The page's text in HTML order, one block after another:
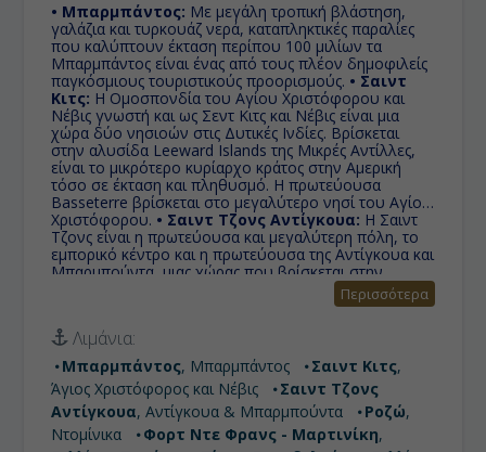
• Μπαρμπάντος: Με μεγάλη τροπική βλάστηση,
γαλάζια και τυρκουάζ νερά, καταπληκτικές παραλίες
που καλύπτουν έκταση περίπου 100 μιλίων τα
Μπαρμπάντος είναι ένας από τους πλέον δημοφιλείς
παγκόσμιους τουριστικούς προορισμούς. • Σαιντ
Κιτς: Η Ομοσπονδία του Αγίου Χριστόφορου και
Νέβις γνωστή και ως Σεντ Κιτς και Νέβις είναι μια
χώρα δύο νησιοών στις Δυτικές Ινδίες. Βρίσκεται
στην αλυσίδα Leeward Islands της Μικρές Αντίλλες,
είναι το μικρότερο κυρίαρχο κράτος στην Αμερική
τόσο σε έκταση και πληθυσμό. Η πρωτεύουσα
Basseterre βρίσκεται στο μεγαλύτερο νησί του Αγίου
Χριστόφορου. • Σαιντ Τζονς Αντίγκουα: Η Σαιντ
Τζονς είναι η πρωτεύουσα και μεγαλύτερη πόλη, το
εμπορικό κέντρο και η πρωτεύουσα της Αντίγκουα και
Μπαρμπούντα, μιας χώρας που βρίσκεται στην
Η Κοινοπολιτεία της
Ντομίνικα είναι μια ηφαιστειογενής νησιωτική χώρα
της τελευταίας εσχατιάς της Καραϊβικής, μεταξύ των
νησιών της Μαρτινίκας και της Γουαδελούπης.
Πρωτεύουσα είναι η Ροζώ (Roseau). Δεν πρέπει να
συγχέεται με την Δομινικανή Δημοκρατία η οποία
αποτελεί άλλο, ξεχωριστό κράτος.• Φορτ Ντε
Φρανς - Μαρτινίκη:Πρωτεύουσα της Μαρτινίκης,
υπερπόντιας περιοχής της Γαλλίας, μία απο τις
μεγαλύτερες πόλεις της καραϊβικής με πληθυσμό
Περισσότερα
Λιμάνια:
Μπαρμπάντος, Μπαρμπάντος Σαιντ Κιτς,
Άγιος Χριστόφορος και Νέβις
Σαιντ Τζονς
Αντίγκουα, Αντίγκουα & Μπαρμπούντα Ροζώ,
Ντομίνικα
Φορτ Ντε Φρανς - Μαρτινίκη,